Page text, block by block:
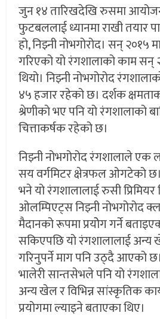
जुन १४ तारिखदेखि रुसमा
फुटबललाई ध्यानमा राखी तयार
हो, निझ्नी नोभगोरोद। सन् २०१५
गरिएको यो रंगशालाको काम सन्
थियो। निझ्नी नोभगोरोद
४५ हजार रहेको छ। दर्शक
श्रेणीको भए पनि यो रंगशालाको
चित्ताकर्षक रहेको छ।
निझ्नी नोभगोरोद रंगशालाले एक
सय वर्गमिटर क्षेत्रफल ओगटेको
भने यो रंगशालालाई रुसी
ओलम्पिएट्स निझ्नी नोभगोरोद
मैदानको रूपमा प्रयोेग गर्ने
सकिएपछि यो रंगशालालाई अन्य
गरिनुपर्ने माग पनि उठ्दै आएको
भालेरी सान्तसेभले पनि यो
अन्य खेल र विभिन्न सांस्कृतिक
प्रयोगमा ल्याइने बताएका थिए।